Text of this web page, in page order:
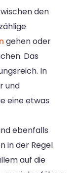
den
gehen oder
Das
In
und
eine etwas
ebenfalls
in der Regel
auf die